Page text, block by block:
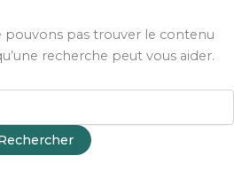
pouvons pas trouver le contenu
recherche peut vous aider.